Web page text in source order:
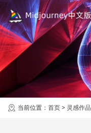
当前位置： 首页> 灵感作品